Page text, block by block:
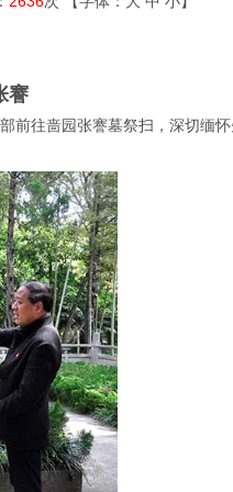
謇
往啬园张謇墓祭扫，深切缅怀